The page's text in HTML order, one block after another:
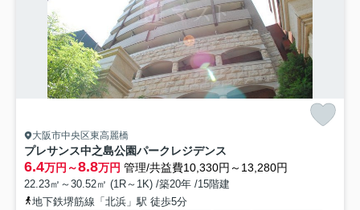
大阪市中央区東高麗橋
プレサンス中之島公園パークレジデンス
6.4万円～8.8万円 管理/共益費10,330円～13,280円
22.23㎡～30.52㎡ (1R～1K) /築20年 /15階建
地下鉄堺筋線「北浜」駅 徒歩5分